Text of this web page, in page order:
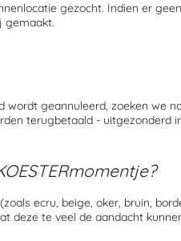
gezocht. Indien er
gemaakt.
wordt geannuleerd, zoeken we
terugbetaald - uitgezonderd
?
ecru, beige, oker, bruin,
deze te veel de aandacht